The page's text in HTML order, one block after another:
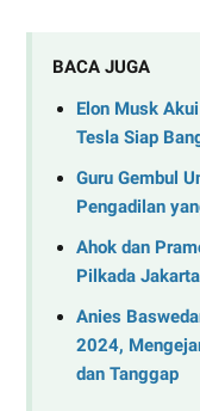
BACA JUGA
Elon Musk
Tesla Siap
Guru Gembul
Pengadilan
Ahok dan
Pilkada
Anies
2024,
dan Tanggap